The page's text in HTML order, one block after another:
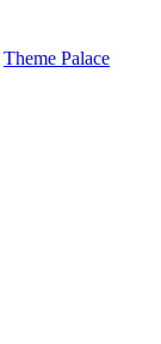
Theme Palace